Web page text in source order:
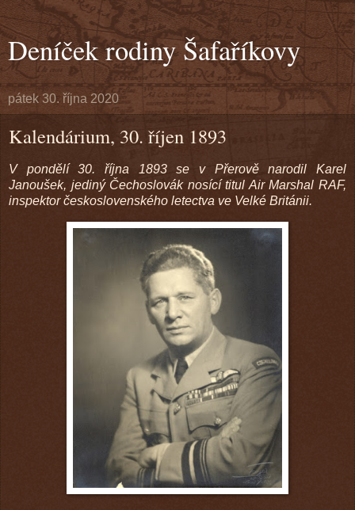
Deníček rodiny Šafaříkovy
pátek 30. října 2020
Kalendárium, 30. říjen 1893
V pondělí 30. října 1893 se v Přerově narodil Karel
Janoušek, jediný Čechoslovák nosící titul Air Marshal RAF,
inspektor československého letectva ve Velké Británii.